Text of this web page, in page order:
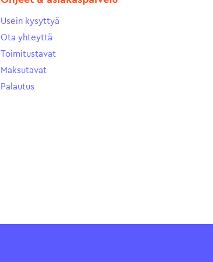
Usein kysyttyä
Ota yhteyttä
Toimitustavat
Maksutavat
Palautus